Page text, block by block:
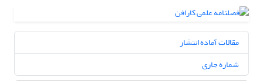
مقالات آماده انتشار
شماره جاری